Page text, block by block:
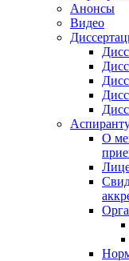
Анонсы
Видео
О